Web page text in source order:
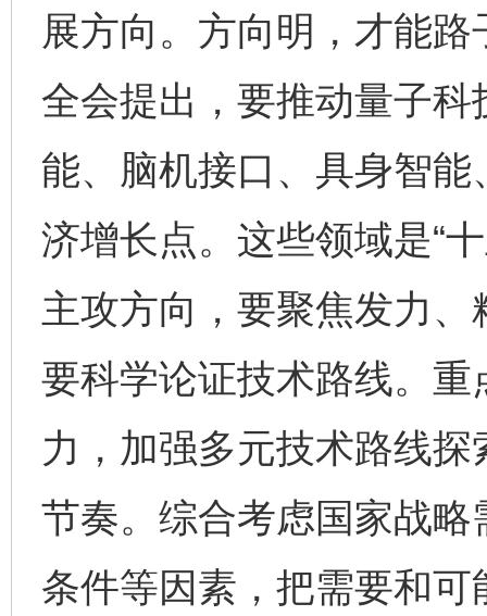
展方向。方向明，才能
全会提出，要推动量子
能、脑机接口、具身智
济增长点。这些领域是“
主攻方向，要聚焦发力
要科学论证技术路线。
力，加强多元技术路线
节奏。综合考虑国家战
条件等因素，把需要和